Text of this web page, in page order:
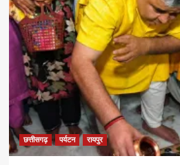
एवं
संस्कृति
मंत्री
श्री
राजेश
अग्रवाल
ने
जनदर्शन
सुनीं
आमजन
की
छत्तीसगढ़ पर्यटन रायपुर